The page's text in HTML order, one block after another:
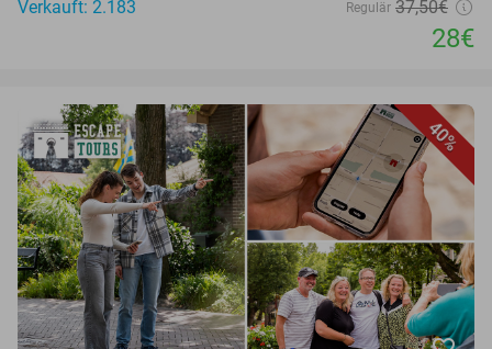
Verkauft: 2.183
Regulär 37,50€
28€
40%